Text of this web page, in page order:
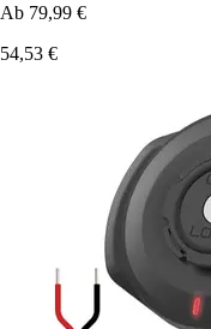
Ab 79,99 €
54,53 €